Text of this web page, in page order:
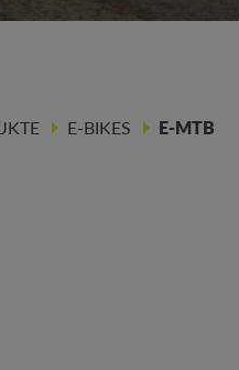
E-BIKES E-MTB